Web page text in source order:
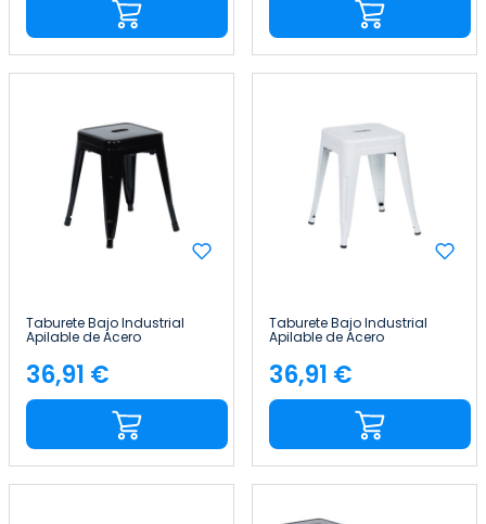
Taburete Bajo Industrial
Apilable de Acero
Precio
36,91 €
Taburete Bajo Industrial
Apilable de Acero
Precio
36,91 €